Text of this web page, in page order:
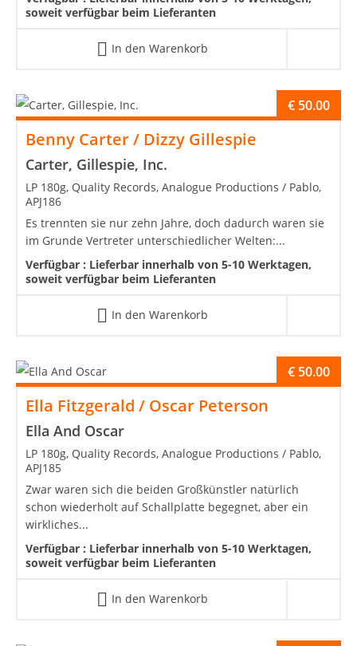
soweit verfügbar beim Lieferanten
In den Warenkorb
Benny Carter / Dizzy Gillespie
Carter, Gillespie, Inc.
€ 50.00
LP 180g, Quality Records, Analogue Productions / Pablo,
APJ186
Es trennten sie nur zehn Jahre, doch dadurch waren sie
im Grunde Vertreter unterschiedlicher Welten:...
Verfügbar : Lieferbar innerhalb von 5-10 Werktagen,
soweit verfügbar beim Lieferanten
In den Warenkorb
Ella Fitzgerald / Oscar Peterson
Ella And Oscar
€ 50.00
LP 180g, Quality Records, Analogue Productions / Pablo,
APJ185
Zwar waren sich die beiden Großkünstler natürlich
schon wiederholt auf Schallplatte begegnet, aber ein
wirkliches...
Verfügbar : Lieferbar innerhalb von 5-10 Werktagen,
soweit verfügbar beim Lieferanten
In den Warenkorb